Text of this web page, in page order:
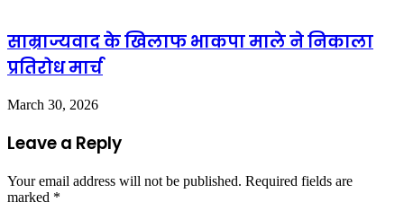
साम्राज्यवाद के खिलाफ भाकपा माले ने निकाला
प्रतिरोध मार्च
March 30, 2026
Leave a Reply
Your email address will not be published. Required fields are
marked *